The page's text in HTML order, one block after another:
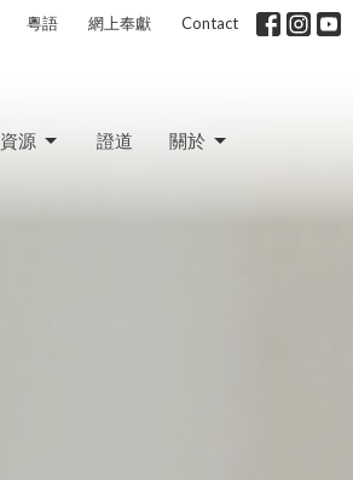
粵語 網上奉獻 Contact
資源 證道 關於